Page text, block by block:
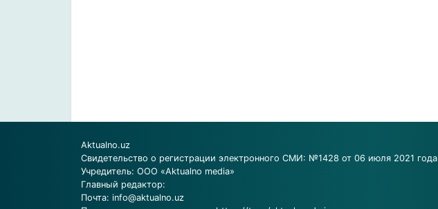
Aktualno.uz
Свидетельство о регистрации электронного СМИ: №1428 от 06 июля 2021 года
Учредитель: ООО «Aktualno media»
Главный редактор:
Почта: info@aktualno.uz